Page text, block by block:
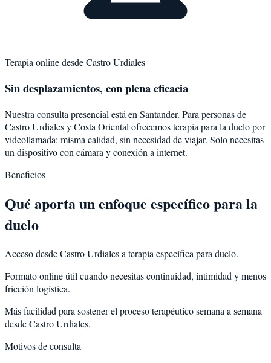
Terapia online desdeCastro Urdiales
Sin desplazamientos, con plena eficacia
Nuestra consulta presencial está en Santander. Para personas de
Castro UrdialesyCosta Oriental ofrecemos terapia para la duelopor
videollamada: misma calidad, sin necesidad de viajar. Solo necesitas
un dispositivo con cámara y conexión a internet.
Beneficios
Qué aporta un enfoque específico para la
duelo
Acceso desde Castro Urdiales a terapia específica para duelo.
Formato online útil cuando necesitas continuidad, intimidad y menos
fricción logística.
Más facilidad para sostener el proceso terapéutico semana a semana
desde Castro Urdiales.
Motivos de consulta